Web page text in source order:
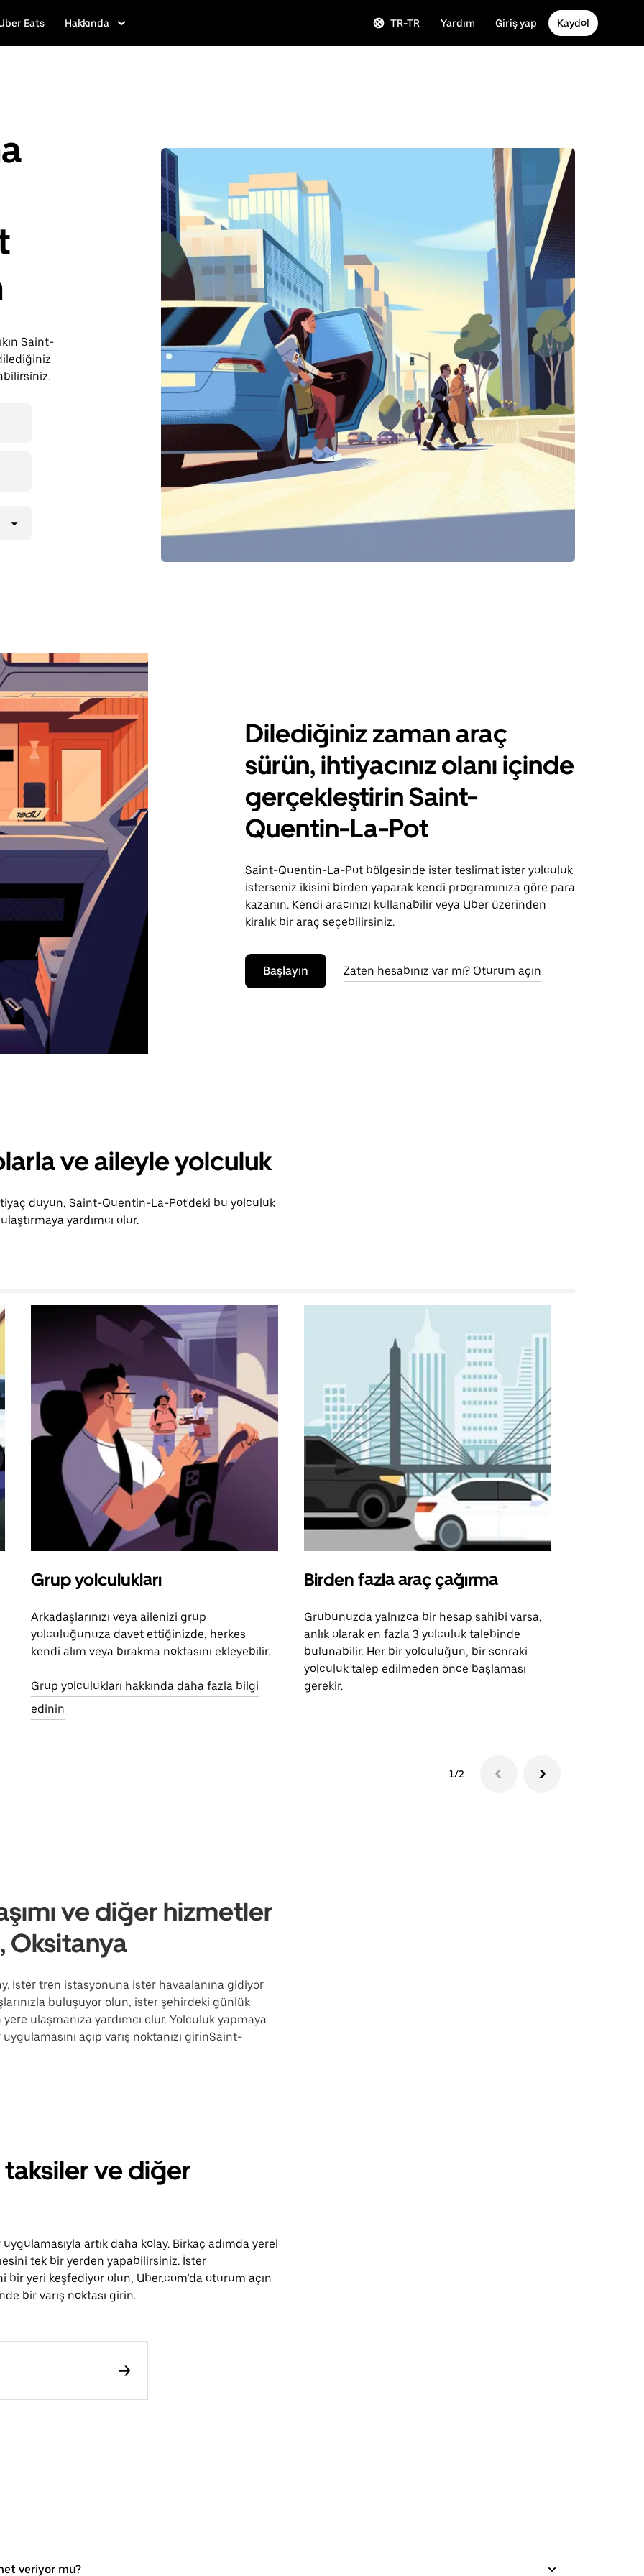
Eats Hakkında TR-TR Yardım Giriş yap Kaydol
Saint-
Dilediğiniz zaman araç
sürün, ihtiyacınız olanı içinde
gerçekleştirin Saint-
Quentin-La-Pot
Saint-Quentin-La-Pot bölgesinde ister teslimat ister yolculuk
isterseniz ikisini birden yaparak kendi programınıza göre para
kazanın. Kendi aracınızı kullanabilir veya Uber üzerinden
kiralık bir araç seçebilirsiniz.
Başlayın Zaten hesabınız var mı? Oturum açın
ve aileyle yolculuk
duyun, Saint-Quentin-La-Pot'deki bu yolculuk
yardımcı olur.
Grup yolculukları
Arkadaşlarınızı veya ailenizi grup
yolculuğunuza davet ettiğinizde, herkes
kendi alım veya bırakma noktasını ekleyebilir.
Grup yolculukları hakkında daha fazla bilgi
edinin
Birden fazla araç çağırma
Grubunuzda yalnızca bir hesap sahibi varsa,
anlık olarak en fazla 3 yolculuk talebinde
bulunabilir. Her bir yolculuğun, bir sonraki
yolculuk talep edilmeden önce başlaması
gerekir.
1/2
ve diğer hizmetler
Oksitanya
İster tren istasyonuna ister havaalanına gidiyor
buluşuyor olun, ister şehirdeki günlük
ulaşmanıza yardımcı olur. Yolculuk yapmaya
açıp varış noktanızı girinSaint-
ve diğer
artık daha kolay. Birkaç adımda yerel
tek bir yerden yapabilirsiniz. İster
yeri keşfediyor olun, Uber.com’da oturum açın
bir varış noktası girin.
veriyor mu?